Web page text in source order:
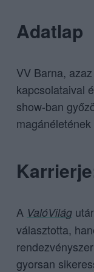
Adatlap
VV Barna,
kapcsolataival
show-ban
A ValóVilág
választotta,
gyorsan